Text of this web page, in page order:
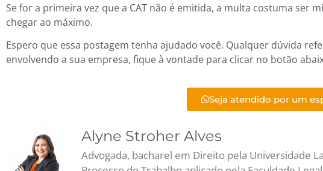
Se for a primeira vez que a CAT não é emitida, a multa costuma ser
chegar ao máximo.
Espero que essa postagem tenha ajudado você. Qualquer dúvida
envolvendo a sua empresa, fique à vontade para clicar no botão
Seja atendido por um
Alyne Stroher Alves
Advogada, bacharel em Direito pela Universidade